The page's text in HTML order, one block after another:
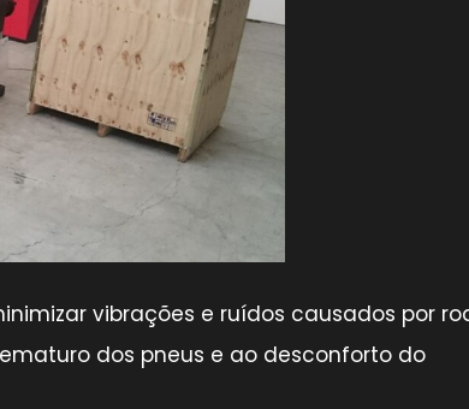
vibrações e ruídos causados por
dos pneus e ao desconforto do